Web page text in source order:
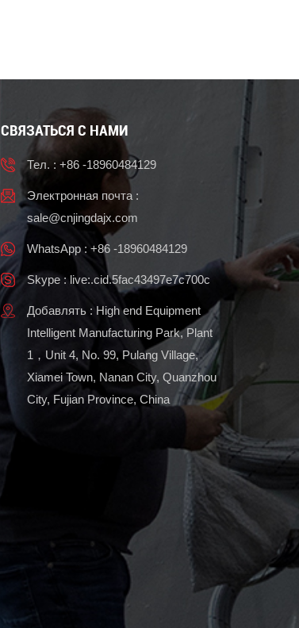
СВЯЗАТЬСЯ С НАМИ
Тел. : +86 -18960484129
Электронная почта :
sale@cnjingdajx.com
WhatsApp : +86 -18960484129
Skype : live:.cid.5fac43497e7c700c
Добавлять : High end Equipment
Intelligent Manufacturing Park, Plant
1，Unit 4, No. 99, Pulang Village,
Xiamei Town, Nanan City, Quanzhou
City, Fujian Province, China